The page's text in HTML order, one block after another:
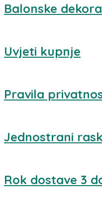
Balonske
Uvjeti kupnje
Pravila
Jednostrani
Rok dostave 3